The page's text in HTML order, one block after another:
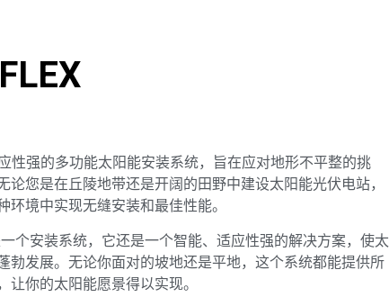
性强的多功能太阳能安装系统，旨在应对地形不平整的挑
论您是在丘陵地带还是开阔的田野中建设太阳能光伏电站，
境中实现无缝安装和最佳性能。
个安装系统，它还是一个智能、适应性强的解决方案，使太
勃发展。无论你面对的坡地还是平地，这个系统都能提供所
你的太阳能愿景得以实现。